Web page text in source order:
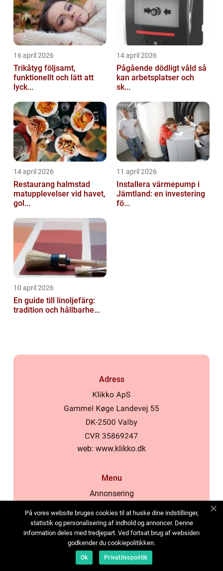
16 april 2026
Trikåtyg följsamt,
funktionellt och lätt att
lyck...
14 april 2026
Pågående dödligt våld så
kan arbetsplatser och
sk...
14 april 2026
Restaurang halmstad
matupplevelser vid havet,
gol...
11 april 2026
Installera värmepump i
Jämtland: en investering
fö...
10 april 2026
En guide till linoljefärg:
tradition och hållbarhe...
Adress
web: www.klikko.dk
Menu
Annonsering
Cookies
Kontakta oss
Sitemap
På vores website bruges cookies til at huske dine indstillinger,
statistik og personalisering af indhold og annoncer. Denne
information deles med tredjepart. Ved fortsat brug af websiden
godkender du cookiepolitikken.
Ok Privatlivspolitik